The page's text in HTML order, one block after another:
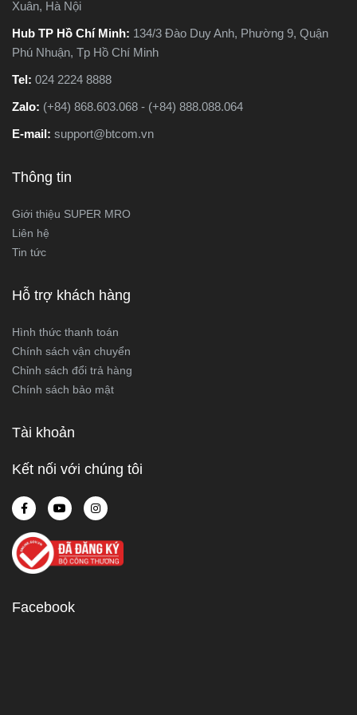
Xuân, Hà Nội
Hub TP Hồ Chí Minh: 134/3 Đào Duy Anh, Phường 9, Quận
Phú Nhuận, Tp Hồ Chí Minh
Tel: 024 2224 8888
Zalo: (+84) 868.603.068 - (+84) 888.088.064
E-mail: support@btcom.vn
Thông tin
Giới thiệu SUPER MRO
Liên hệ
Tin tức
Hỗ trợ khách hàng
Hình thức thanh toán
Chính sách vận chuyển
Chỉnh sách đổi trả hàng
Chính sách bảo mật
Tài khoản
Kết nối với chúng tôi
Facebook